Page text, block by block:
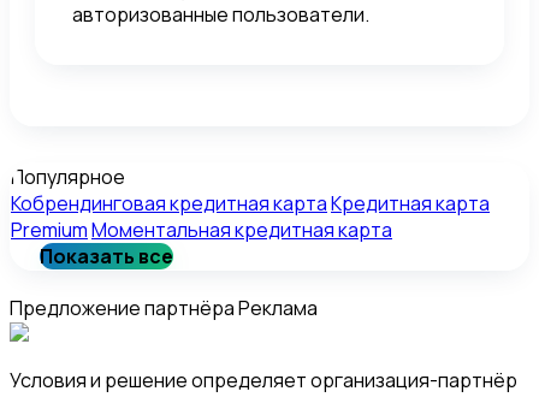
авторизованные пользователи.
Популярное
Кобрендинговая кредитная картаКредитная карта
PremiumМоментальная кредитная карта
Показать все
Предложение партнёраРеклама
Условия и решение определяет организация-партнёр